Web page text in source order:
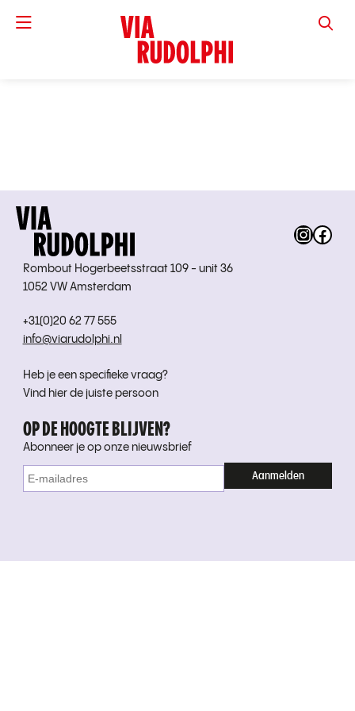
VIA
Rombout Hogerbeetsstraat 109 - unit 36
1052 VW Amsterdam
+31(0)20 62 77 555
info@viarudolphi.nl
Heb je een specifieke vraag?
Vind hier de juiste persoon
OP DE HOOGTE BLIJVEN?
Abonneer je op onze nieuwsbrief